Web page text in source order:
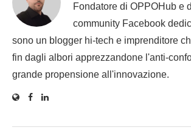
Fondatore di OPPOHub e
community Facebook
sono un blogger hi-tech e imprenditore
fin dagli albori apprezzandone l'anti-
grande propensione all'innovazione.